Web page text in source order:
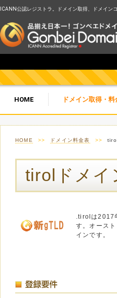
ICANN公認レジストラ。ドメイン取得、ドメイ
HOME ドメイン取得・料
HOME >> ドメイン料金表 >>
tirolドメイ
.tirolは2017
す。オース
インです。